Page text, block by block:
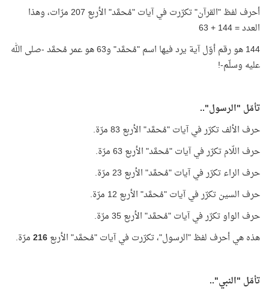
أحرف لفظ "القرآن" تكرّرت في آيات "مُحمَّد" الأربع 207 مرّات، وهذا
العدد = 144 + 63
144 هو رقم أوّل آية يرد فيها اسم "مُحمَّد" و63 هو عمر مُحمَّد -صلى الله
عليه وسلّم-!
تأمّل "الرسول"..
حرف الألف تكرّر في آيات "مُحمَّد" الأربع 83 مرّة.
حرف اللّام تكرّر في آيات "مُحمَّد" الأربع 63 مرّة.
حرف الراء تكرّر في آيات "مُحمَّد" الأربع 23 مرّة.
حرف السين تكرّر في آيات "مُحمَّد" الأربع 12 مرّة.
حرف الواو تكرّر في آيات "مُحمَّد" الأربع 35 مرّة.
هذه هي أحرف لفظ "الرسول"، تكرّرت في آيات "مُحمَّد" الأربع216مرّة.
تأمّل "النبي"..